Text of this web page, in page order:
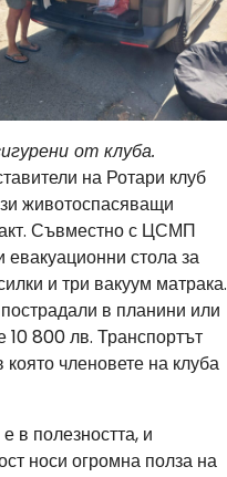
от клуба.
на Ротари клуб
животоспасяващи
Съвместно с ЦСМП
стола за
и три вакуум матрака.
в планини или
10 800 лв. Транспортът
членовете на клуба
в полезността, и
носи огромна полза на